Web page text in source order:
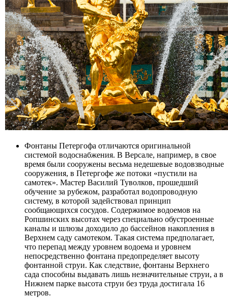
Фонтаны Петергофа отличаются оригинальной
системой водоснабжения. В Версале, например, в свое
время были сооружены весьма недешевые водовзводные
сооружения, в Петергофе же потоки «пустили на
самотек». Мастер Василий Туволков, прошедший
обучение за рубежом, разработал водопроводную
систему, в которой задействовал принцип
сообщающихся сосудов. Содержимое водоемов на
Ропшинских высотах через специально обустроенные
каналы и шлюзы доходило до бассейнов накопления в
Верхнем саду самотеком. Такая система предполагает,
что перепад между уровнем водоема и уровнем
непосредственно фонтана предопределяет высоту
фонтанной струи. Как следствие, фонтаны Верхнего
сада способны выдавать лишь незначительные струи, а в
Нижнем парке высота струи без труда достигала 16
метров.